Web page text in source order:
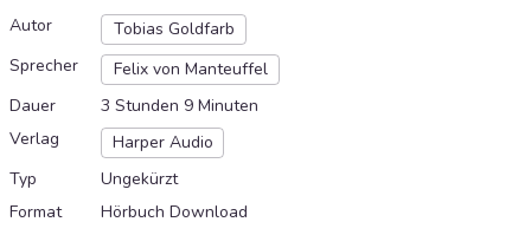
Autor
Tobias Goldfarb
Sprecher
Felix von Manteuffel
Dauer
3 Stunden 9 Minuten
Verlag
Harper Audio
Typ
Ungekürzt
Format
Hörbuch Download